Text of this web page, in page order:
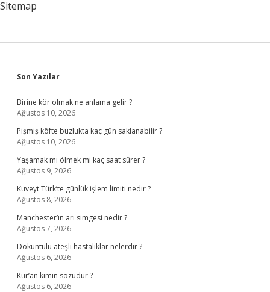
Sitemap
Sidebar
Son Yazılar
Birine kör olmak ne anlama gelir ?
Ağustos 10, 2026
Pişmiş köfte buzlukta kaç gün saklanabilir ?
Ağustos 10, 2026
Yaşamak mı ölmek mi kaç saat sürer ?
Ağustos 9, 2026
Kuveyt Türk’te günlük işlem limiti nedir ?
Ağustos 8, 2026
Manchester’ın arı simgesi nedir ?
Ağustos 7, 2026
Döküntülü ateşli hastalıklar nelerdir ?
Ağustos 6, 2026
Kur’an kimin sözüdür ?
Ağustos 6, 2026